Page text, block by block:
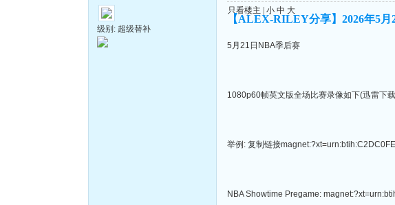
级别: 超级替补
只看楼主
小 中 大
【ALEX-RILEY分享】2026年5月
5月21日NBA季后赛
1080p60帧英文版全场比赛录像如下(迅雷下
举例: 复制链接
NBA Showtime Pregame: